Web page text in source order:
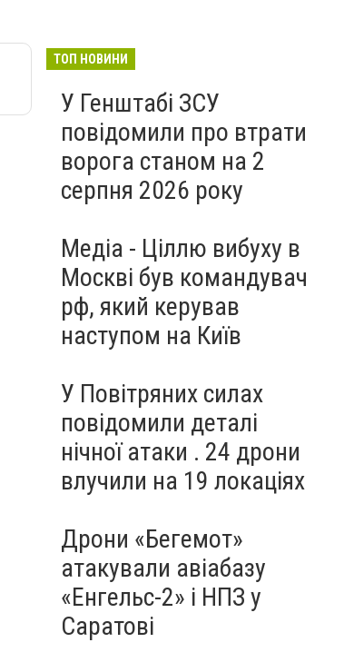
ТОП НОВИНИ
У Генштабі ЗСУ
повідомили про втрати
ворога станом на 2
серпня 2026 року
Медіа - Ціллю вибуху в
Москві був командувач
рф, який керував
наступом на Київ
У Повітряних силах
повідомили деталі
нічної атаки . 24 дрони
влучили на 19 локаціях
Дрони «Бегемот»
атакували авіабазу
«Енгельс-2» і НПЗ у
Саратові